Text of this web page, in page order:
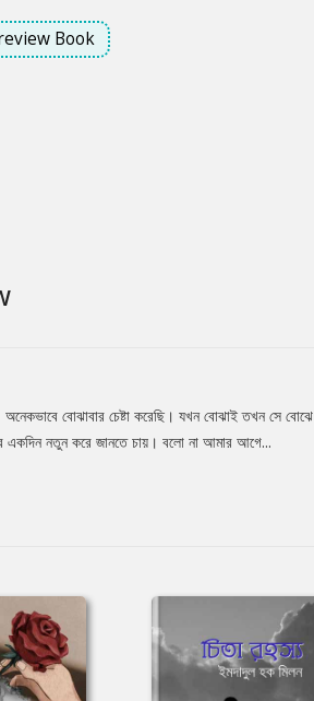
Book
বোঝাবার চেষ্টা করেছি। যখন বোঝাই তখন সে বোঝে
একদিন নতুন করে জানতে চায়। বলো না আমার আগে...